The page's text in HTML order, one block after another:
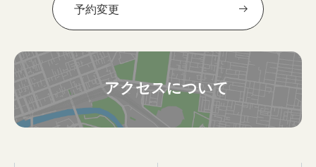
予約変更
アクセスについて